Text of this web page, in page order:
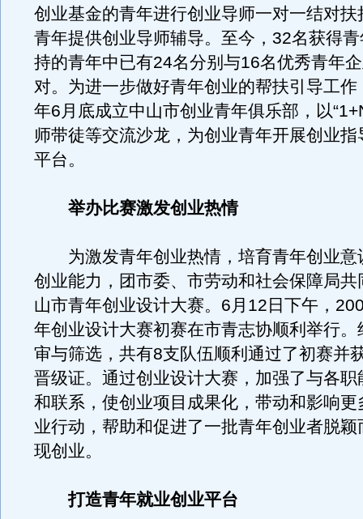
创业基金的青年进行创业导师一对一结对扶
青年提供创业导师辅导。至今，32名获得
持的青年中已有24名分别与16名优秀青年
对。为进一步做好青年创业的帮扶引导工作
年6月底成立中山市创业青年俱乐部，以
师带徒等交流沙龙，为创业青年开展创业
平台。
举办比赛激发创业热情
为激发青年创业热情，培育青年创业意
创业能力，团市委、市劳动和社会保障局共
山市青年创业设计大赛。6月12日下午，
年创业设计大赛初赛在市青志协顺利举行。
审与筛选，共有8支队伍顺利通过了初赛并
晋级证。通过创业设计大赛，加强了与各职
和联系，使创业项目成果化，带动和影响更
业行动，帮助和促进了一批青年创业者脱颖
现创业。
打造青年就业创业平台